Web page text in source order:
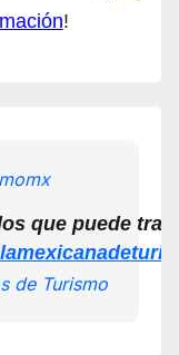
!
que puede
de Turismo